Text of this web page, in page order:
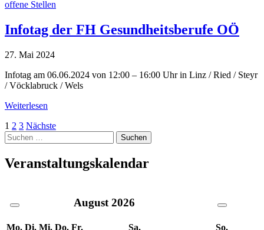
offene Stellen
Infotag der FH Gesundheitsberufe OÖ
27. Mai 2024
Infotag am 06.06.2024 von 12:00 – 16:00 Uhr in Linz / Ried / Steyr
/ Vöcklabruck / Wels
Weiterlesen
Seitennummerierung
der
Beiträge
1 2 3 Nächste
Suche
nach:
Veranstaltungskalendar
August 2026
Mo. Di. Mi. Do. Fr. Sa.
So.